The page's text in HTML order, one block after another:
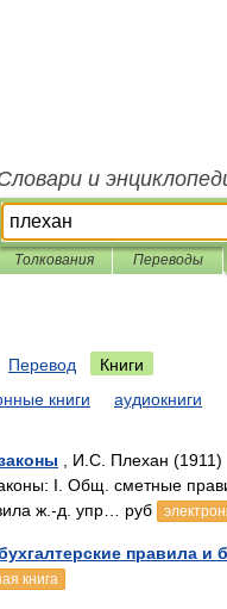
и
Толкования Переводы
Перевод
Книги
книги аудиокниги
, И.С. Плехан (1911)
I. Общ. сметные
ж.-д. упр… руб
правила и
книга